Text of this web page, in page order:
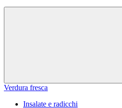
Verdura fresca
Insalate e radicchi